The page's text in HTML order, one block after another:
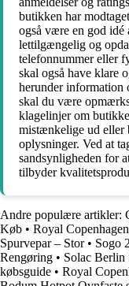
butikken har
også være en god idé
lettilgængelig og
telefonnummer eller
skal også have klare
herunder
skal du være
klagelinjer om
mistænkelige ud eller
oplysninger. Ved at
sandsynligheden for
tilbyder
Andre populære artikler:
Køb • Royal
Spurvepar – Stor• Sogo
Rengøring • Solac Berlin
købsguide • Royal